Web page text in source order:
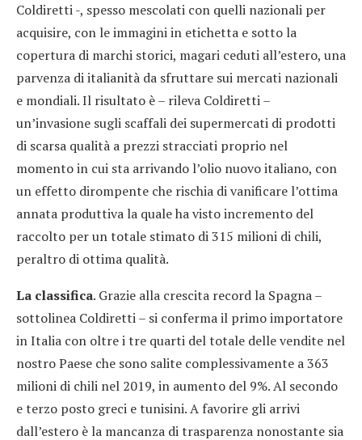
Coldiretti -, spesso mescolati con quelli nazionali per
acquisire, con le immagini in etichetta e sotto la
copertura di marchi storici, magari ceduti all’estero, una
parvenza di italianità da sfruttare sui mercati nazionali
e mondiali. Il risultato è – rileva Coldiretti –
un’invasione sugli scaffali dei supermercati di prodotti
di scarsa qualità a prezzi stracciati proprio nel
momento in cui sta arrivando l’olio nuovo italiano, con
un effetto dirompente che rischia di vanificare l’ottima
annata produttiva la quale ha visto incremento del
raccolto per un totale stimato di 315 milioni di chili,
peraltro di ottima qualità.
La classifica. Grazie alla crescita record la Spagna –
sottolinea Coldiretti – si conferma il primo importatore
in Italia con oltre i tre quarti del totale delle vendite nel
nostro Paese che sono salite complessivamente a 363
milioni di chili nel 2019, in aumento del 9%. Al secondo
e terzo posto greci e tunisini. A favorire gli arrivi
dall’estero è la mancanza di trasparenza nonostante sia